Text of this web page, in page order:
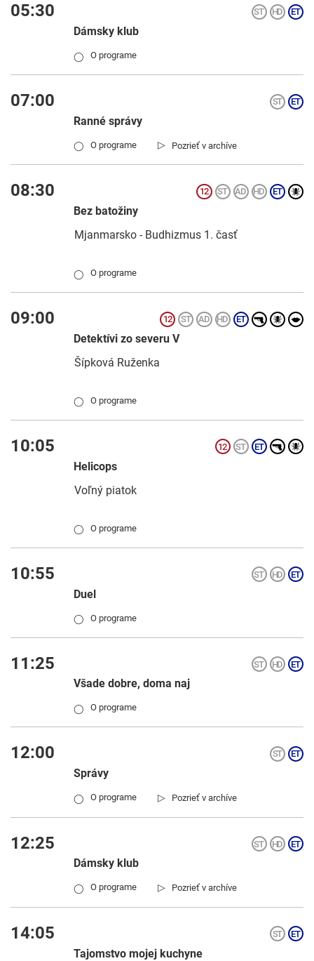
05:30
Dámsky klub
◯ O programe
07:00
Ranné správy
▷ Pozrieť v archíve
◯ O programe
08:30
Bez batožiny
Mjanmarsko - Budhizmus 1. časť
◯ O programe
09:00
Detektívi zo severu V
Šípková Ruženka
◯ O programe
10:05
Helicops
Voľný piatok
◯ O programe
10:55
Duel
◯ O programe
11:25
Všade dobre, doma naj
◯ O programe
12:00
Správy
▷ Pozrieť v archíve
◯ O programe
12:25
Dámsky klub
▷ Pozrieť v archíve
◯ O programe
14:05
Tajomstvo mojej kuchyne